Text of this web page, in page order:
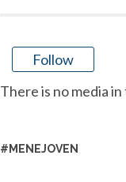
Follow
There is no media
#MENEJOVEN